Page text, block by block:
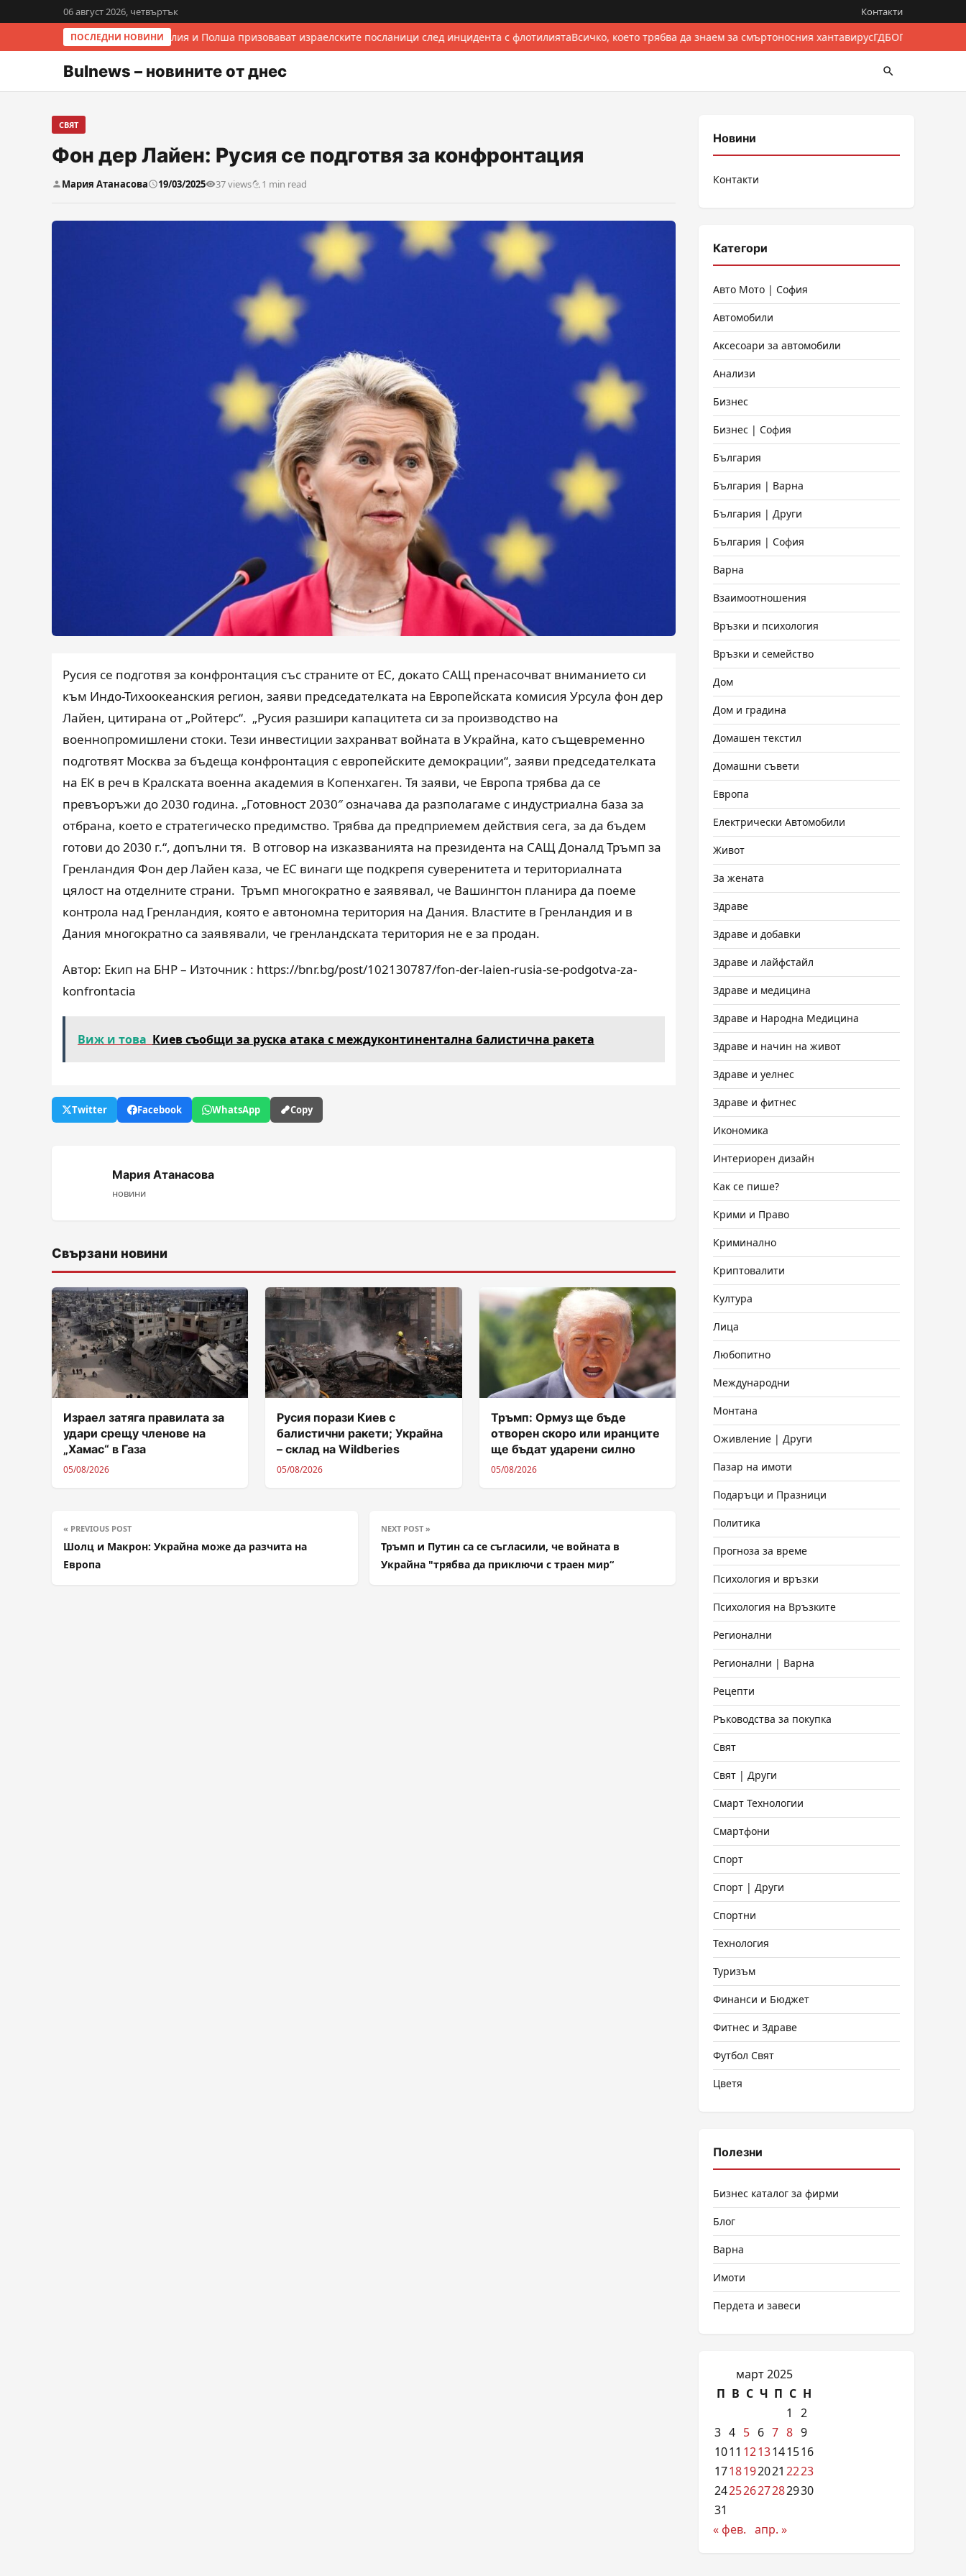
06 август 2026, четвъртък Контакти
ПОСЛЕДНИ НОВИНИИталия и Полша призовават израелските посланици след инцидента с флотилиятаВсичко, което трябва да знаем за смъртоносния хантавирусГДБОП разби
Bulnews – новините от днес
СВЯТ
Фон дер Лайен: Русия се подготвя за конфронтация
Мария Атанасова 19/03/2025 37 views 1 min read
Русия се подготвя за конфронтация със страните от ЕС, докато САЩ пренасочват вниманието си
към Индо-Тихоокеанския регион, заяви председателката на Европейската комисия Урсула фон дер
Лайен, цитирана от „Ройтерс“. „Русия разшири капацитета си за производство на
военнопромишлени стоки. Тези инвестиции захранват войната в Украйна, като същевременно
подготвят Москва за бъдеща конфронтация с европейските демокрации“, заяви председателката
на ЕК в реч в Кралската военна академия в Копенхаген. Тя заяви, че Европа трябва да се
превъоръжи до 2030 година. „Готовност 2030″ означава да разполагаме с индустриална база за
отбрана, което е стратегическо предимство. Трябва да предприемем действия сега, за да бъдем
готови до 2030 г.“, допълни тя. В отговор на изказванията на президента на САЩ Доналд Тръмп за
Гренландия Фон дер Лайен каза, че ЕС винаги ще подкрепя суверенитета и териториалната
цялост на отделните страни. Тръмп многократно е заявявал, че Вашингтон планира да поеме
контрола над Гренландия, която е автономна територия на Дания. Властите в Гренландия и в
Дания многократно са заявявали, че гренландската територия не е за продан.
Автор: Екип на БНР – Източник : https://bnr.bg/post/102130787/fon-der-laien-rusia-se-podgotva-za-
konfrontacia
Виж и това Киев съобщи за руска атака с междуконтинентална балистична ракета
Twitter Facebook WhatsApp Copy
Мария Атанасова
новини
Свързани новини
Израел затяга правилата за
удари срещу членове на
„Хамас“ в Газа
05/08/2026
Русия порази Киев с
балистични ракети; Украйна
– склад на Wildberies
05/08/2026
Тръмп: Ормуз ще бъде
отворен скоро или иранците
ще бъдат ударени силно
05/08/2026
« PREVIOUS POST
Шолц и Макрон: Украйна може да разчита на
Европа
NEXT POST »
Тръмп и Путин са се съгласили, че войната в
Украйна "трябва да приключи с траен мир“
Новини
Контакти
Категори
Авто Мото | София
Автомобили
Аксесоари за автомобили
Анализи
Бизнес
Бизнес | София
България
България | Варна
България | Други
България | София
Варна
Взаимоотношения
Връзки и психология
Връзки и семейство
Дом
Дом и градина
Домашен текстил
Домашни съвети
Европа
Електрически Автомобили
Живот
За жената
Здраве
Здраве и добавки
Здраве и лайфстайл
Здраве и медицина
Здраве и Народна Медицина
Здраве и начин на живот
Здраве и уелнес
Здраве и фитнес
Икономика
Интериорен дизайн
Как се пише?
Крими и Право
Криминално
Криптовалити
Култура
Лица
Любопитно
Международни
Монтана
Оживление | Други
Пазар на имоти
Подаръци и Празници
Политика
Прогноза за време
Психология и връзки
Психология на Връзките
Регионални
Регионални | Варна
Рецепти
Ръководства за покупка
Свят
Свят | Други
Смарт Технологии
Смартфони
Спорт
Спорт | Други
Спортни
Технология
Туризъм
Финанси и Бюджет
Фитнес и Здраве
Футбол Свят
Цветя
Полезни
Бизнес каталог за фирми
Блог
Варна
Имоти
Пердета и завеси
март 2025
П В С Ч П С Н
1
2
3 4 5 6 7 8 9
1011 1213141516
1718192021 2223
24252627282930
31
« фев. апр. »